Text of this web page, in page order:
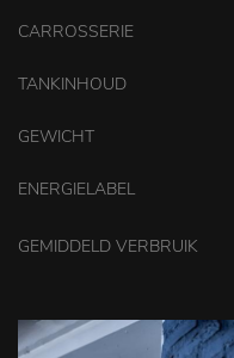
CARROSSERIE
TANKINHOUD
GEWICHT
ENERGIELABEL
GEMIDDELD VERBRUIK